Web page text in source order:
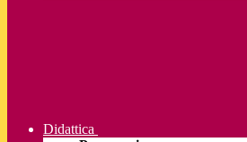
Didattica